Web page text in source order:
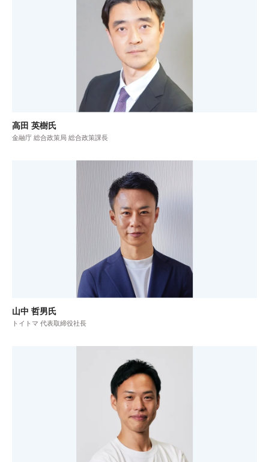
高田 英樹氏
金融庁 総合政策局 総合政策課長
山中 哲男氏
トイトマ 代表取締役社長